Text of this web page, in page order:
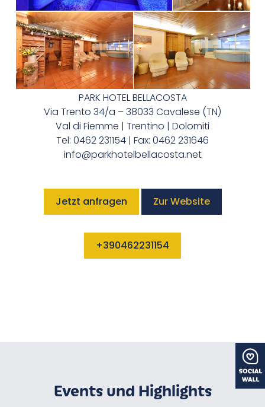
PARK HOTEL BELLACOSTA
Via Trento 34/a – 38033 Cavalese (TN)
Val di Fiemme | Trentino | Dolomiti
Tel: 0462 231154 | Fax: 0462 231646
info@parkhotelbellacosta.net
Jetzt anfragen Zur Website
+390462231154
Events und Highlights